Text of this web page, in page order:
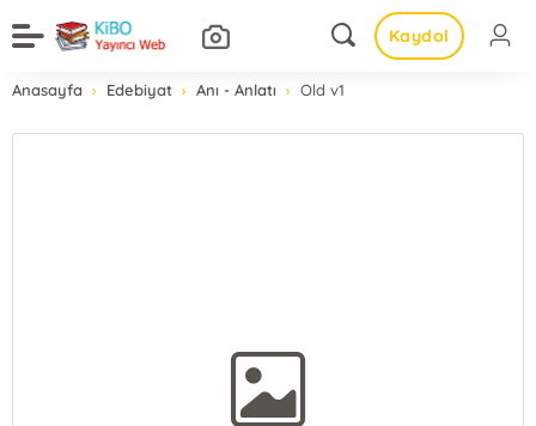
Kaydol
Anasayfa Edebiyat Anı - Anlatı Old v1